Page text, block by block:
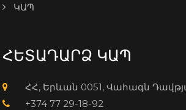
ԿԱՊ
ՀԵՏԱԴԱՐՁ ԿԱՊ
ՀՀ, Երևան 0051, Վահագն
+374 77 29-18-92